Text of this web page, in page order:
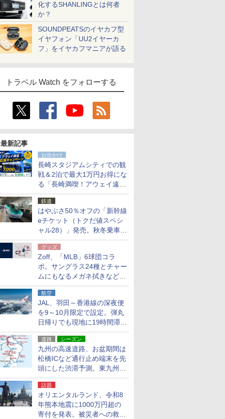
化するSHANLINGとは何者
か？
SOUNDPEATSのイヤカフ型
イヤフォン「UU2イヤーカ
フ」をイヤカフマニアが語る
トラベル Watch をフォローする
最新記事
お出かけ
長崎スタジアムシティでの観
戦＆2泊で最大1万円お得にな
る「長崎満喫！アウェイ遠征
応援キャンペーン」
鉄道
はやぶさ50％オフの「新幹線
eチケット（トクだ値スペシ
ャル28）」発売。秋冬乗車
分、えきねっと限定
グッズ
Zoff、「MLB」6球団コラ
ボ。サングラス24種とチャー
ムにもなるメガネ拭きなど雑
貨24種
航空
JAL、羽田～香港線の深夜便
を9～10月限定で設定。弾丸
日帰りでも現地に19時間滞在
できる
道路 シーズン
九州の高速道路、お盆期間は
松橋ICなど通行止め端末を先
頭にした渋滞予測。東九州道
への迂回は料金調整を実施
話題
オリエンタルランド、令和8
年熊本地震に1000万円超の
寄付を発表。被災者への救援